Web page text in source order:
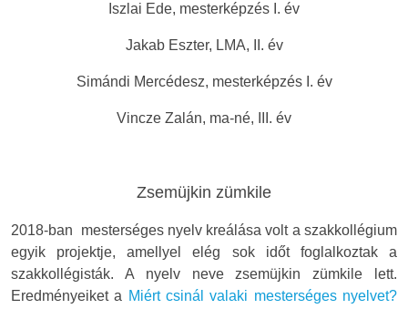
Iszlai Ede, mesterképzés I. év
Jakab Eszter, LMA, II. év
Simándi Mercédesz, mesterképzés I. év
Vincze Zalán, ma-né, III. év
Zsemüjkin zümkile
2018-ban mesterséges nyelv kreálása volt a szakkollégium
egyik projektje, amellyel elég sok időt foglalkoztak a
szakkollégisták. A nyelv neve zsemüjkin zümkile lett.
Eredményeiket a Miért csinál valaki mesterséges nyelvet?